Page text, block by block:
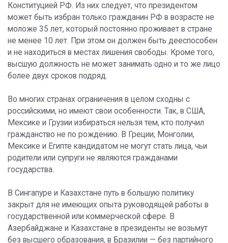
Конституцией РФ. Из них следует, что президентом
может быть избран только гражданин РФ в возрасте не
моложе 35 лет, который постоянно проживает в стране
не менее 10 лет. При этом он должен быть дееспособен
и не находиться в местах лишения свободы. Кроме того,
высшую должность не может занимать одно и то же лицо
более двух сроков подряд.
Во многих странах ограничения в целом сходны с
российскими, но имеют свои особенности. Так, в США,
Мексике и Грузии избираться нельзя тем, кто получил
гражданство не по рождению. В Греции, Монголии,
Мексике и Египте кандидатом не могут стать лица, чьи
родители или супруги не являются гражданами
государства.
В Сингапуре и Казахстане путь в большую политику
закрыт для не имеющих опыта руководящей работы в
государственной или коммерческой сфере. В
Азербайджане и Казахстане в президенты не возьмут
без высшего образования, в Бразилии — без партийного